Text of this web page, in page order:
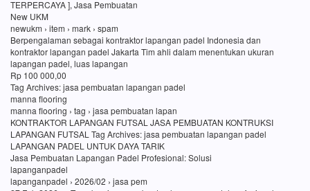
TERPERCAYA ], Jasa Pembuatan
New UKM
newukm › item › mark › spam
Berpengalaman sebagai kontraktor lapangan padel Indonesia dan
kontraktor lapangan padel Jakarta Tim ahli dalam menentukan ukuran
lapangan padel, luas lapangan
Rp 100 000,00
Tag Archives: jasa pembuatan lapangan padel
manna flooring
manna flooring › tag › jasa pembuatan lapan
KONTRAKTOR LAPANGAN FUTSAL JASA PEMBUATAN KONTRUKSI
LAPANGAN FUTSAL Tag Archives: jasa pembuatan lapangan padel
LAPANGAN PADEL UNTUK DAYA TARIK
Jasa Pembuatan Lapangan Padel Profesional: Solusi
lapanganpadel
lapanganpadel › 2026/02 › jasa pem